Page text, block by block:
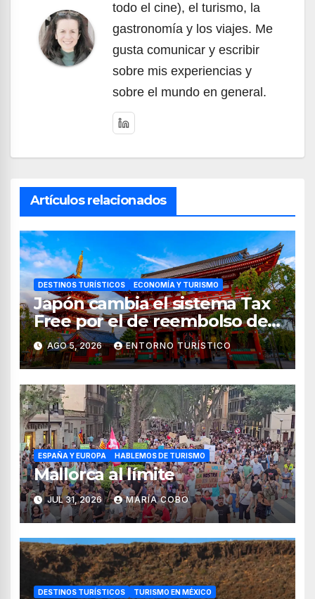
todo el cine), el turismo, la
gastronomía y los viajes. Me
gusta comunicar y escribir
sobre mis experiencias y
sobre el mundo en general.
Artículos relacionados
DESTINOS TURÍSTICOS ECONOMÍA Y TURISMO
Japón cambia el sistema Tax
Free por el de reembolso de
impuestos desde noviembre
de 2026
AGO 5, 2026 ENTORNO TURÍSTICO
ESPAÑA Y EUROPA HABLEMOS DE TURISMO
Mallorca al límite
JUL 31, 2026 MARÍA COBO
DESTINOS TURÍSTICOS TURISMO EN MÉXICO